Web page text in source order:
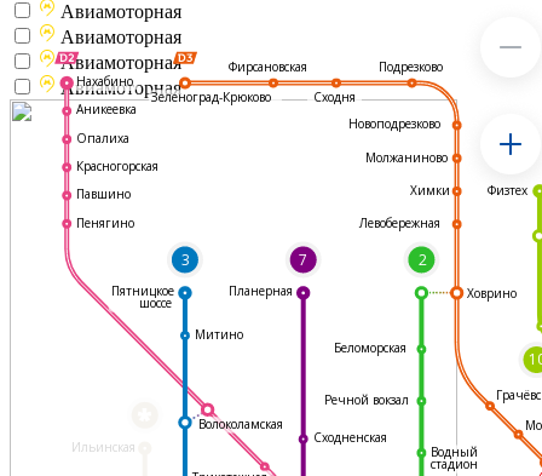
Ильинская
3 7 2
Фирсановская
Сходня
Подрезково
Новоподрезково
Молжаниново
Химки
Левобережная
Ховрино
Водный
стадион
Сходненская
Волоколамская
Митино
Нахабино
Аникеевка
Опалиха
Красногорская
Павшино
Пенягино
Пятницкое
шоссе
Планерная
Физтех
Речной вокзал
Беломорская
Зеленоград-Крюково
Авиамоторная
Авиамоторная
Авиамоторная
Авиамоторная